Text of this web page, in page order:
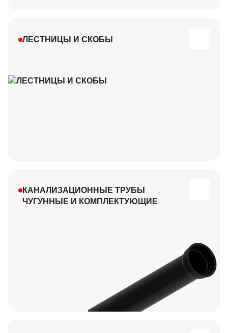
ЛЕСТНИЦЫ И СКОБЫ
КАНАЛИЗАЦИОННЫЕ ТРУБЫ
ЧУГУННЫЕ И КОМПЛЕКТУЮЩИЕ